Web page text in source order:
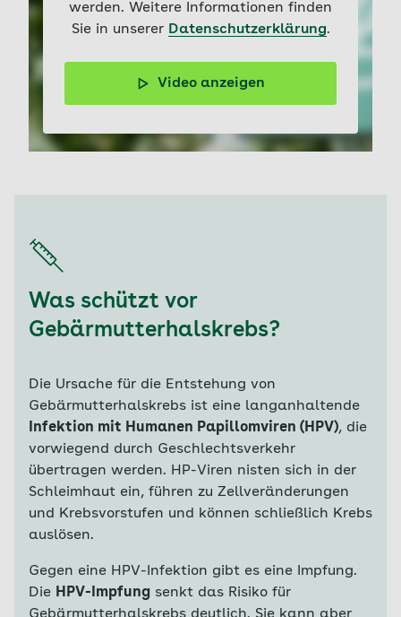
werden. Weitere Informationen finden
Sie in unserer Datenschutzerklärung.
Video anzeigen
HPV gilt als Hauptursache für Gebärmutterhalskrebs.
Erfahren Sie, wie Vorsorgeuntersuchungen und die HPV-
Erkrankung zu verringern.
Was schützt vor
Gebärmutterhalskrebs?
Die Ursache für die Entstehung von
Gebärmutterhalskrebs ist eine langanhaltende
Infektion mit Humanen Papillomviren (HPV), die
vorwiegend durch Geschlechtsverkehr
übertragen werden. HP-Viren nisten sich in der
Schleimhaut ein, führen zu Zellveränderungen
und Krebsvorstufen und können schließlich Krebs
auslösen.
Gegen eine HPV-Infektion gibt es eine Impfung.
Die HPV-Impfung senkt das Risiko für